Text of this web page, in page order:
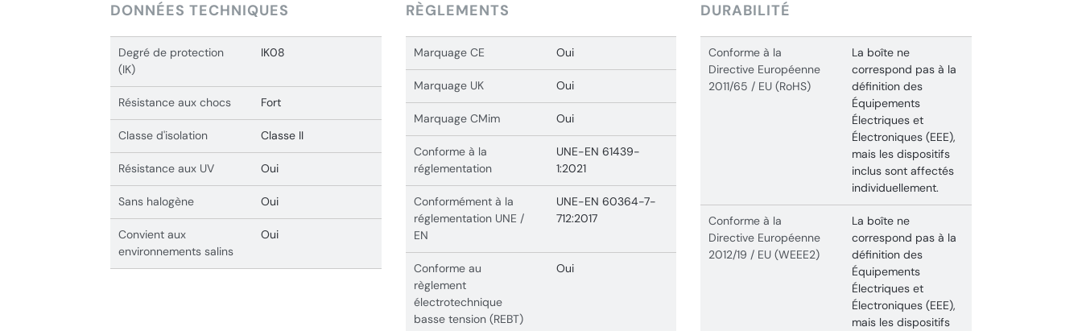
DONNÉES TECHNIQUES
Degré de protection
(IK)
IK08
Résistance aux chocs Fort
Classe d'isolation Classe II
Résistance aux UV Oui
Sans halogène Oui
Convient aux
environnements salins
Oui
RÈGLEMENTS
Marquage CE Oui
Marquage UK Oui
Marquage CMim Oui
Conforme à la
réglementation
UNE-EN 61439-
1:2021
Conformément à la
réglementation UNE /
EN
UNE-EN 60364-7-
712:2017
Conforme au
règlement
électrotechnique
basse tension (REBT)
Oui
DURABILITÉ
Conforme à la
Directive Européenne
2011/65 / EU (RoHS)
La boîte ne
correspond pas à la
définition des
Équipements
Électriques et
Électroniques (EEE),
mais les dispositifs
inclus sont affectés
individuellement.
Conforme à la
Directive Européenne
2012/19 / EU (WEEE2)
La boîte ne
correspond pas à la
définition des
Équipements
Électriques et
Électroniques (EEE),
mais les dispositifs